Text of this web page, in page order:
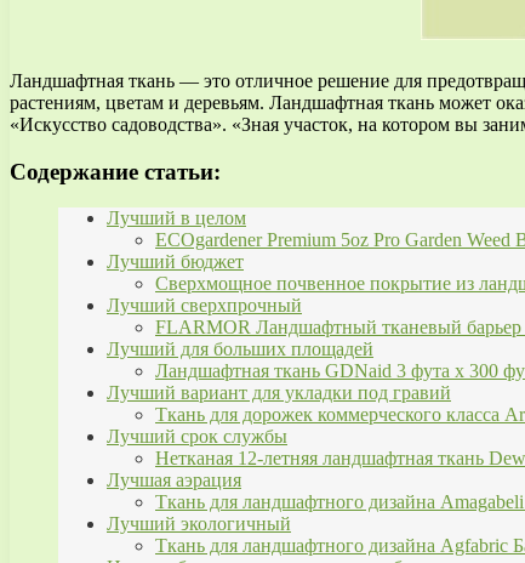
Ландшафтная ткань — это отличное решение для
растениям, цветам и деревьям. Ландшафтная ткань может
«Искусство садоводства». «Зная участок, на котором вы
Содержание статьи:
Лучший в целом
ECOgardener Premium 5oz Pro Garden Weed
Лучший бюджет
Сверхмощное почвенное покрытие из
Лучший сверхпрочный
FLARMOR Ландшафтный тканевый барьер
Лучший для больших площадей
Ландшафтная ткань GDNaid 3 фута x 300
Лучший вариант для укладки под гравий
Ткань для дорожек коммерческого класса
Лучший срок службы
Нетканая 12-летняя ландшафтная ткань
Лучшая аэрация
Ткань для ландшафтного дизайна
Лучший экологичный
Ткань для ландшафтного дизайна Agfabric